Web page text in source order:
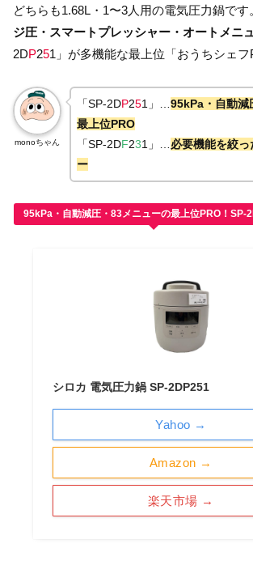
どちらも1.68L・1〜3人用の電気圧力鍋です
ジ圧・スマートプレッシャー・オートメニ
2DP251」が多機能な最上位「おうちシェフ
monoちゃん
「SP-2DP251」… 95kPa・自動減
最上位PRO
「SP-2DF231」… 必要機能を絞っ
ー
95kPa・自動減圧・83メニューの最上位PRO！SP-
シロカ 電気圧力鍋 SP-2DP251
Amazon →
楽天市場 →
Yahoo →